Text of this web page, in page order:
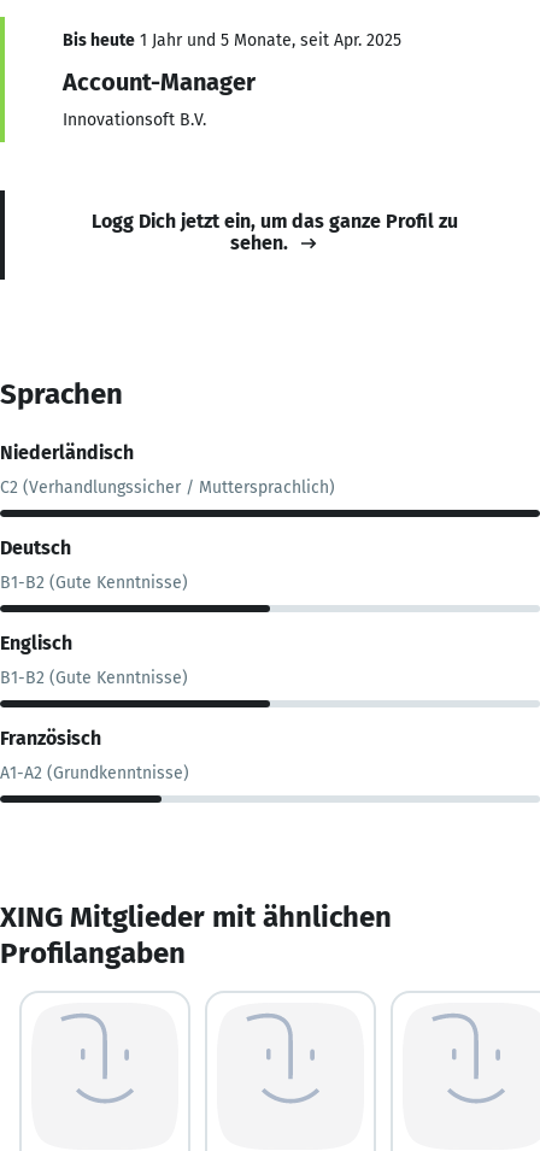
Bis heute 1 Jahr und 5 Monate, seit Apr. 2025
Account-Manager
Innovationsoft B.V.
Logg Dich jetzt ein, um das ganze Profil zu
sehen.
Sprachen
Niederländisch
C2 (Verhandlungssicher / Muttersprachlich)
Deutsch
B1-B2 (Gute Kenntnisse)
Englisch
B1-B2 (Gute Kenntnisse)
Französisch
A1-A2 (Grundkenntnisse)
XING Mitglieder mit ähnlichen
Profilangaben